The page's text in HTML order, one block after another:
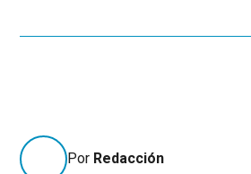
Por Redacción